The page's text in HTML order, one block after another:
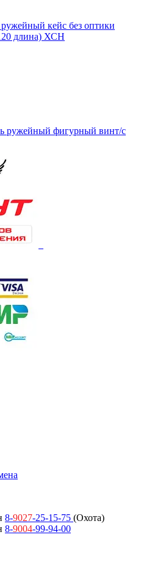
кейс без оптики
длина) ХСН
ружейный фигурный винт/с
8-9027-25-15-75 (Охота)
8-9004-99-94-00